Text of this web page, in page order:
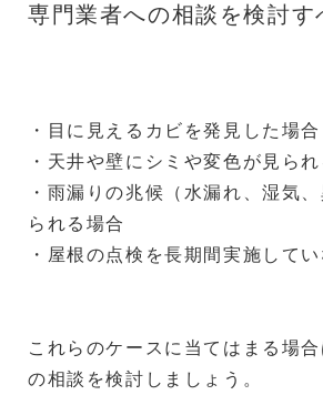
専門業者への相談を検討す
・目に見えるカビを発見した場合
・天井や壁にシミや変色が見ら
・雨漏りの兆候（水漏れ、湿気
られる場合
・屋根の点検を長期間実施して
これらのケースに当てはまる場
の相談を検討しましょう。